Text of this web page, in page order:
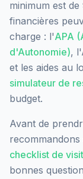
minimum est
financières
charge : l'APA
d'Autonomie),
et les aides au
simulateur de
budget.
Avant de
checklist de
bonnes